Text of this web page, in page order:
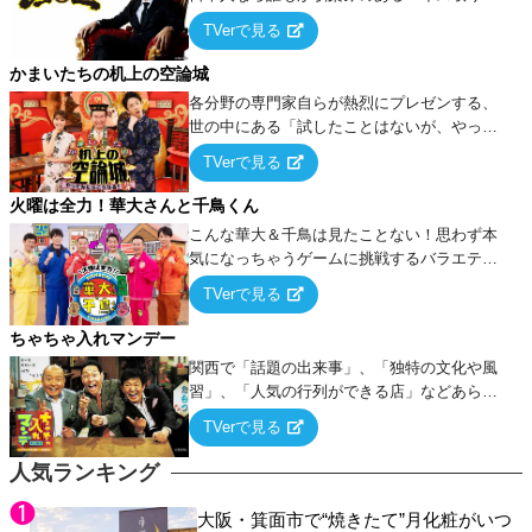
人気ランキング
大阪・箕面市で“焼きたて”月化粧がいつ
ーム』をベースに、大喜利・ギャグ・モノボ
ケ・歌…など様々なお題で芸人がショートネ
タを競い合う！
TVerで見る
かまいたちの机上の空論城
各分野の専門家自らが熱烈にプレゼンする、
世の中にある「試したことはないが、やって
みたらこうなる！…ハズ」という“机上の空
論”に若手芸人らがカラダを張って挑む！
TVerで見る
火曜は全力！華大さんと千鳥くん
こんな華大＆千鳥は見たことない！思わず本
気になっちゃうゲームに挑戦するバラエティ
ー！
TVerで見る
ちゃちゃ入れマンデー
関西で「話題の出来事」、「独特の文化や風
習」、「人気の行列ができる店」などあらゆ
るテーマについて好き放題にちゃちゃを入れ
ていく関西色を前面に押し出したトークバラ
TVerで見る